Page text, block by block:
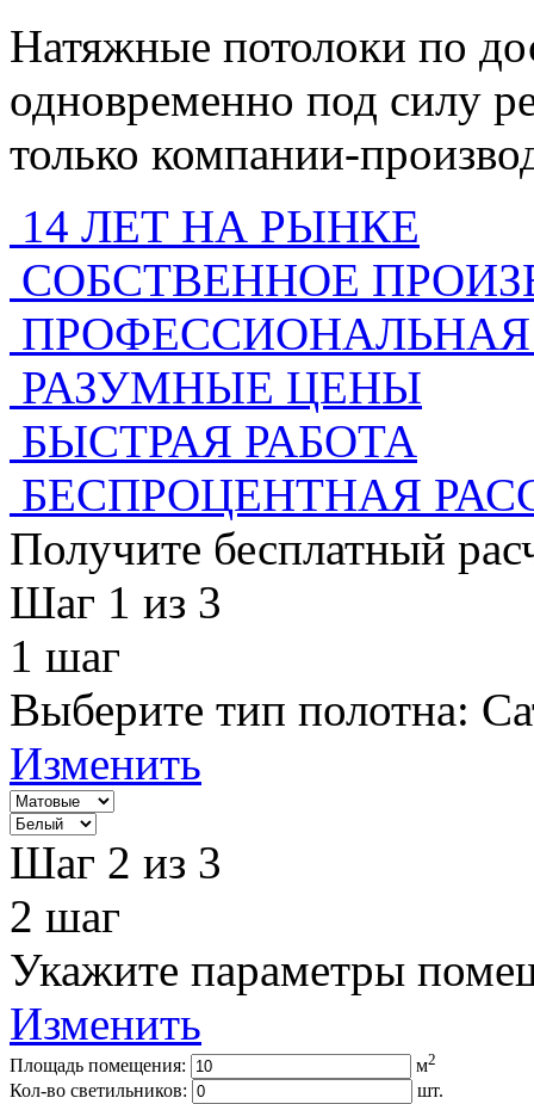
Натяжные потолоки по
одновременно под силу
только компании-
14 ЛЕТ НА РЫНКЕ
СОБСТВЕННОЕ
РАЗУМНЫЕ ЦЕНЫ
БЫСТРАЯ РАБОТА
БЕСПРОЦЕНТНАЯ
Получите бесплатный
Шаг 1 из 3
1 шаг
Выберите тип полотна:
Изменить
Шаг 2 из 3
2 шаг
Укажите параметры
Изменить
Площадь помещения: м2
Кол-во светильников: шт.